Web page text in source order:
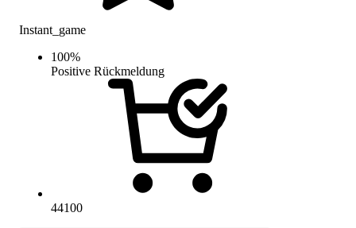
Instant_game
100%
Positive Rückmeldung
44100